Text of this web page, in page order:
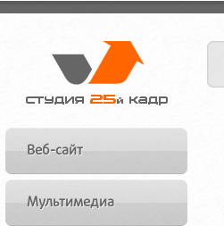
Веб-сайт
Мультимедиа